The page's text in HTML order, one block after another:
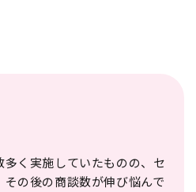
く実施していたものの、セ
の後の商談数が伸び悩んで